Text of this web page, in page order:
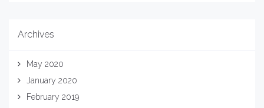
Archives
May 2020
January 2020
February 2019